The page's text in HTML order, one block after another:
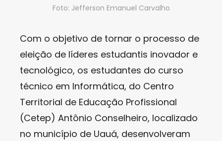
Foto: Jefferson Emanuel Carvalho
Com o objetivo de tornar o processo de
eleição de líderes estudantis inovador e
tecnológico, os estudantes do curso
técnico em Informática, do Centro
Territorial de Educação Profissional
(Cetep) Antônio Conselheiro, localizado
no município de Uauá, desenvolveram